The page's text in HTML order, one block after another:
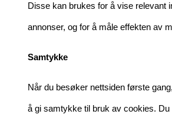
Disse kan brukes for å vise relevant
annonser, og for å måle effekten av
Samtykke
Når du besøker nettsiden første
å gi samtykke til bruk av cookies. Du